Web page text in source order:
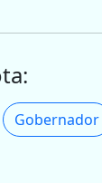
Gobernador